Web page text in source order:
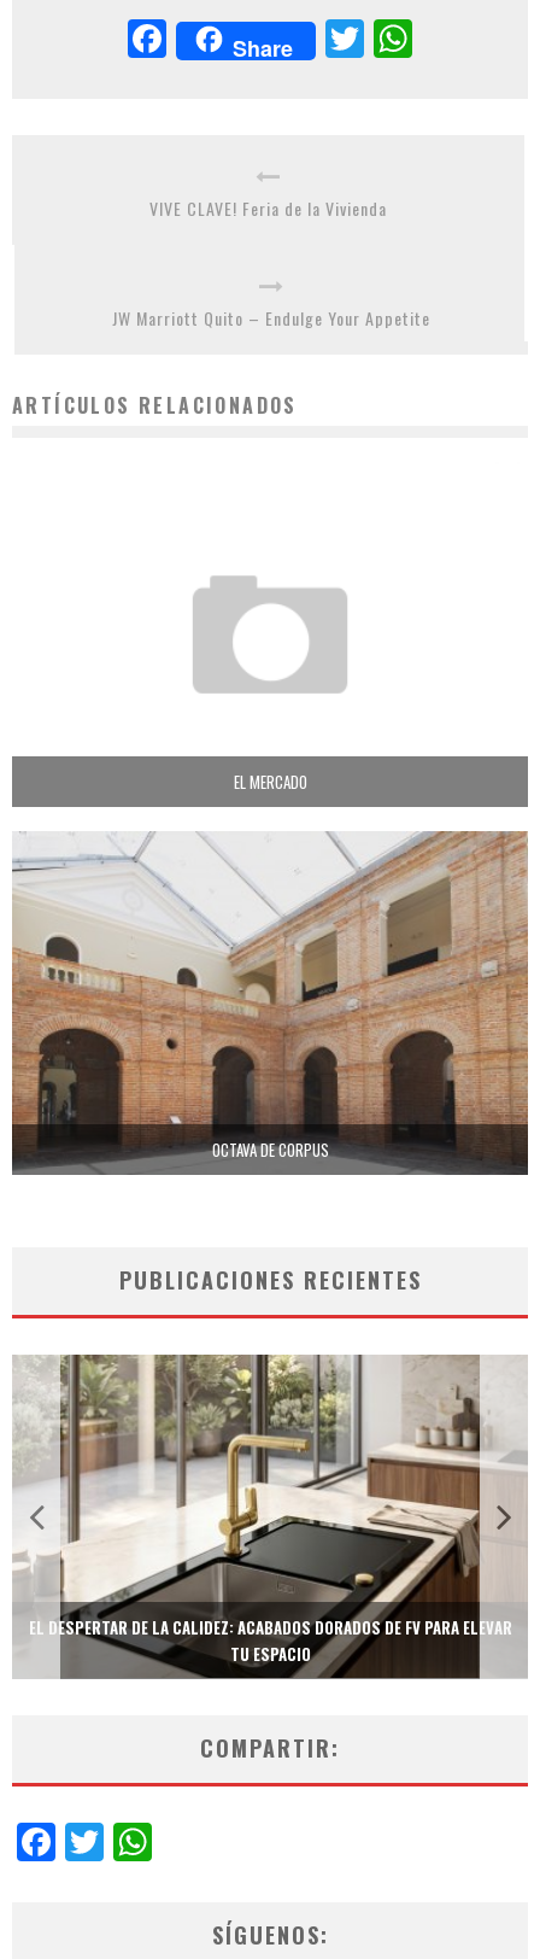
Facebook
Share Twitter
VIVE CLAVE! Feria de la Vivienda
JW Marriott Quito – Endulge Your Appetite
ARTÍCULOS RELACIONADOS
EL MERCADO
OCTAVA DE CORPUS
PUBLICACIONES RECIENTES
TECNOLOGÍA Y BIENESTAR DE VANGUARDIA: EL INODORO INTELIGENTE
NEOTECH DE FV.
COMPARTIR:
Facebook
Twitter
SÍGUENOS: